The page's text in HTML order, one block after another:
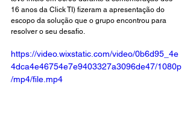
16 anos da Click TI) fizeram a apresentação do
escopo da solução que o grupo encontrou para
resolver o seu desafio.
https://video.wixstatic.com/video/0b6d95_4e
4dca4e46754e7e9403327a3096de47/1080p
/mp4/file.mp4